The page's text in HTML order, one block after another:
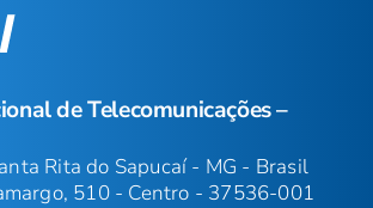
de Telecomunicações –
Rita do Sapucaí - MG - Brasil
510 - Centro - 37536-001